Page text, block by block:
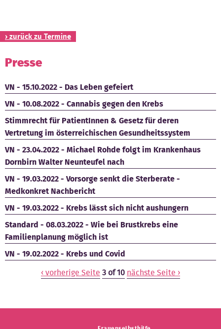
› zurück zu Termine
Presse
VN - 15.10.2022 - Das Leben gefeiert
VN - 10.08.2022 - Cannabis gegen den Krebs
Stimmrecht für PatientInnen & Gesetz für deren
Vertretung im österreichischen Gesundheitssystem
VN - 23.04.2022 - Michael Rohde folgt im Krankenhaus
Dornbirn Walter Neunteufel nach
VN - 19.03.2022 - Vorsorge senkt die Sterberate -
Medkonkret Nachbericht
VN - 19.03.2022 - Krebs lässt sich nicht aushungern
Standard - 08.03.2022 - Wie bei Brustkrebs eine
Familienplanung möglich ist
VN - 19.02.2022 - Krebs und Covid
‹ vorherige Seite 3 of 10 nächste Seite ›